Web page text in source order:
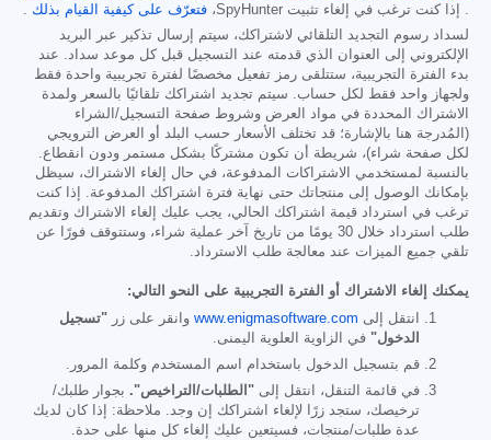
. إذا كنت ترغب في إلغاء تثبيت SpyHunter،
فتعرّف على كيفية القيام بذلك .
لسداد رسوم التجديد التلقائي لاشتراكك، سيتم إرسال تذكير عبر البريد
الإلكتروني إلى العنوان الذي قدمته عند التسجيل قبل كل موعد سداد. عند
بدء الفترة التجريبية، ستتلقى رمز تفعيل مخصصًا لفترة تجريبية واحدة فقط
ولجهاز واحد فقط لكل حساب. سيتم تجديد اشتراكك تلقائيًا بالسعر ولمدة
الاشتراك المحددة في مواد العرض وشروط صفحة التسجيل/الشراء
(المُدرجة هنا بالإشارة؛ قد تختلف الأسعار حسب البلد أو العرض الترويجي
لكل صفحة شراء)، شريطة أن تكون مشتركًا بشكل مستمر ودون انقطاع.
بالنسبة لمستخدمي الاشتراكات المدفوعة، في حال إلغاء الاشتراك، سيظل
بإمكانك الوصول إلى منتجاتك حتى نهاية فترة اشتراكك المدفوعة. إذا كنت
ترغب في استرداد قيمة اشتراكك الحالي، يجب عليك إلغاء الاشتراك وتقديم
طلب استرداد خلال 30 يومًا من تاريخ آخر عملية شراء، وستتوقف فورًا عن
تلقي جميع الميزات عند معالجة طلب الاسترداد.
يمكنك إلغاء الاشتراك أو الفترة التجريبية على النحو التالي:
انتقل إلى www.enigmasoftware.com وانقر على زر "تسجيل
الدخول" في الزاوية العلوية اليمنى.
قم بتسجيل الدخول باستخدام اسم المستخدم وكلمة المرور.
في قائمة التنقل، انتقل إلى "الطلبات/التراخيص". بجوار طلبك/
ترخيصك، ستجد زرًا لإلغاء اشتراكك إن وجد. ملاحظة: إذا كان لديك
عدة طلبات/منتجات، فسيتعين عليك إلغاء كل منها على حدة.